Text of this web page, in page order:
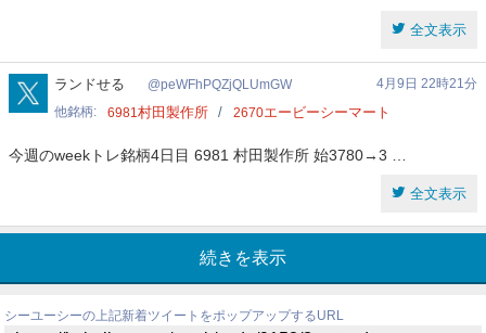
全文表示
peWFhPQZjQLUmGW
ランドせる peWFhPQZjQLUmGW
4月9日 22時21分
他銘柄
6981村田製作所 2670エービーシーマート
今週のweekトレ銘柄4日目 6981 村田製作所 始3780→3 …
全文表示
続きを表示
シーユーシーの上記新着ツイートをポップアップするURL